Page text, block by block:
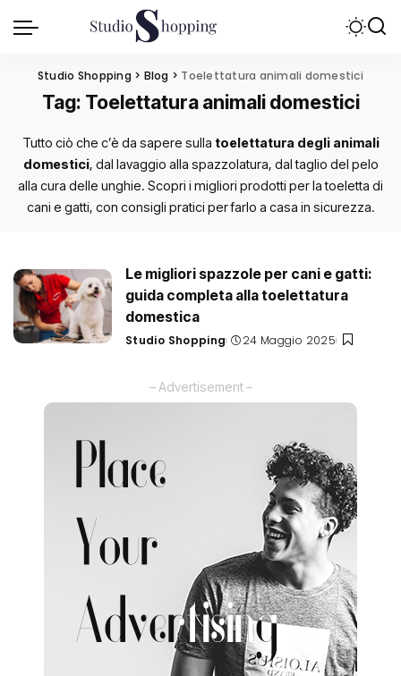
Studio Shopping > Blog > Toelettatura animali domestici
Tag: Toelettatura animali domestici
Tutto ciò che c’è da sapere sulla toelettatura degli animali
domestici, dal lavaggio alla spazzolatura, dal taglio del pelo
alla cura delle unghie. Scopri i migliori prodotti per la toeletta di
cani e gatti, con consigli pratici per farlo a casa in sicurezza.
Le migliori spazzole per cani e gatti:
guida completa alla toelettatura
domestica
Posted
Studio Shopping 24 Maggio 2025
– Advertisement –